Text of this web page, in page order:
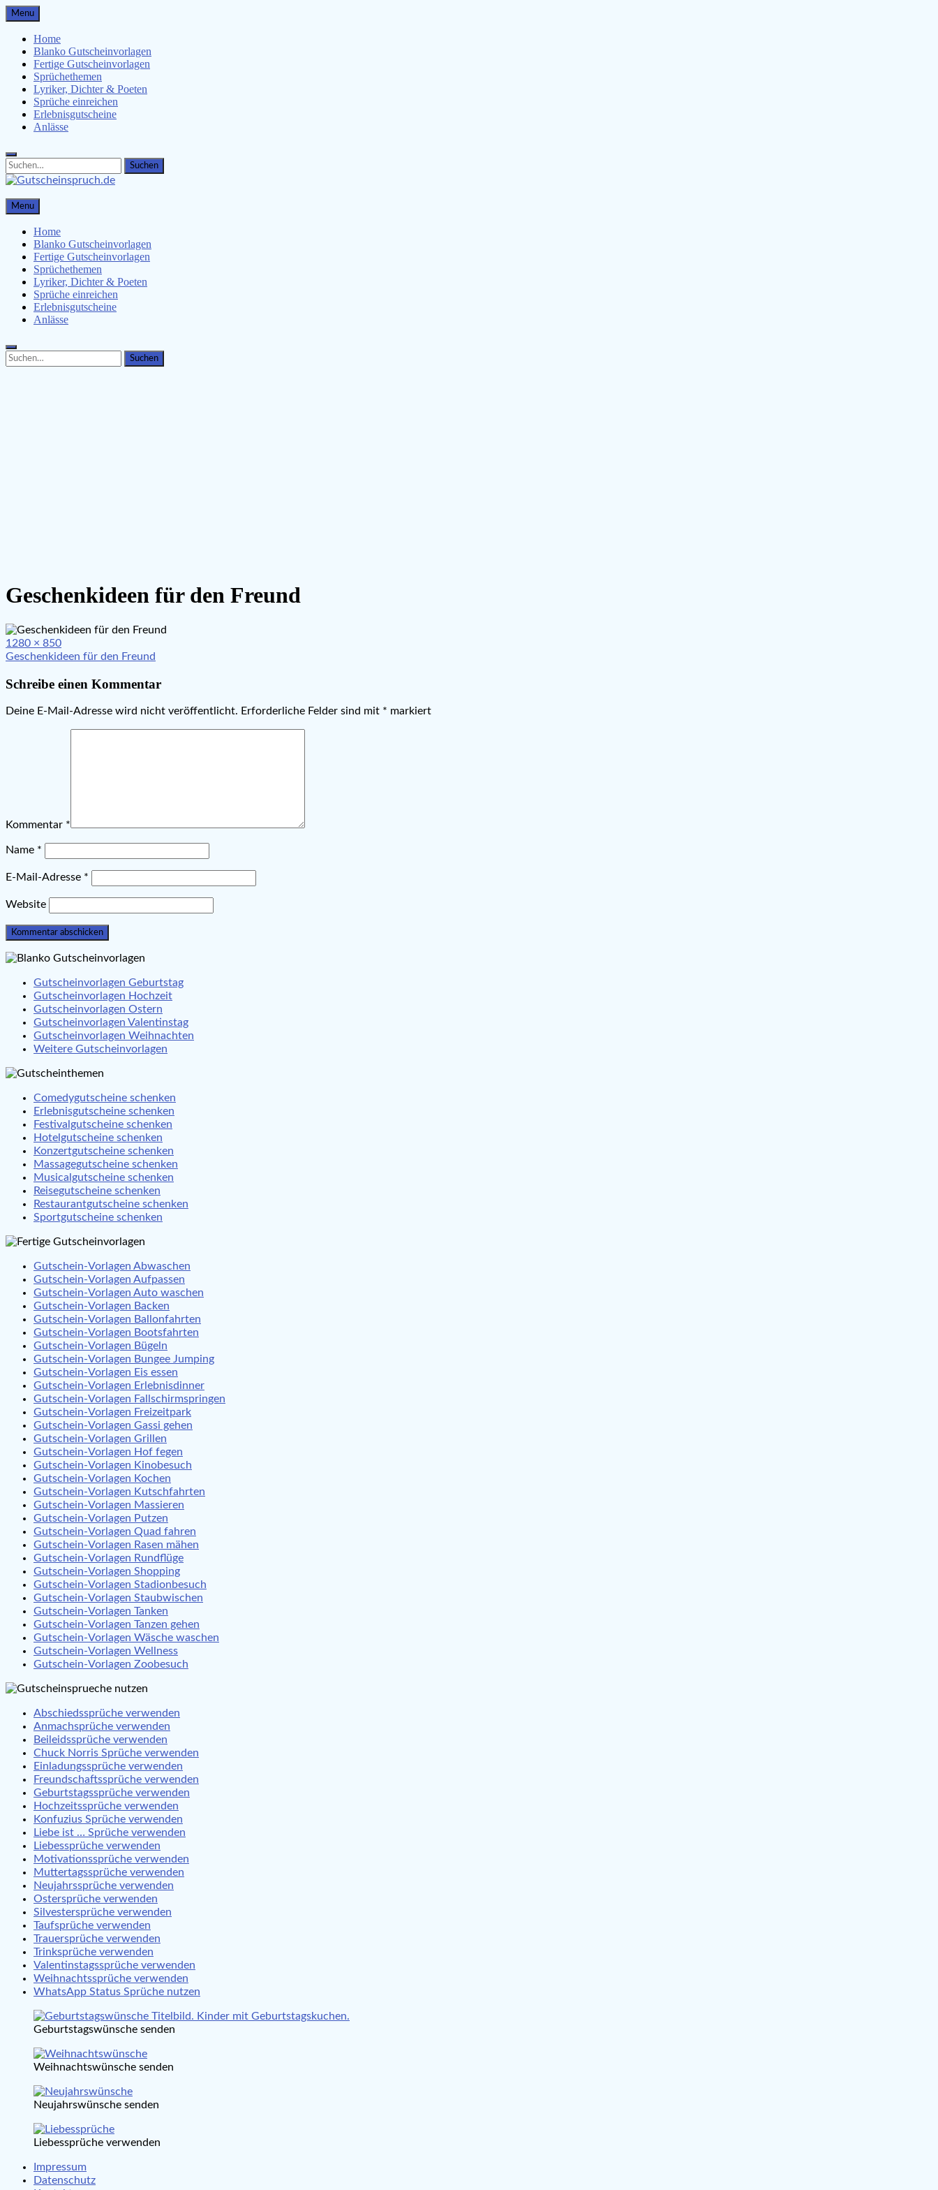
Skip
to
content
Menu
Home
Blanko Gutscheinvorlagen
Fertige Gutscheinvorlagen
Sprüchethemen
Lyriker, Dichter & Poeten
Sprüche einreichen
Erlebnisgutscheine
Anlässe
Search
for:
Search
Gutscheinspruch.de
Gutscheinsprüche & Gutscheinvorlagen finden
Menu
Home
Blanko Gutscheinvorlagen
Fertige Gutscheinvorlagen
Sprüchethemen
Lyriker, Dichter & Poeten
Sprüche einreichen
Erlebnisgutscheine
Anlässe
Search
for:
Search
Geschenkideen für den Freund
Full
size
1280 × 850
Beitragsnavigation
Geschenkideen für den Freund
Schreibe einen Kommentar
Deine E-Mail-Adresse wird nicht veröffentlicht. Erforderliche Felder sind mit * markiert
Kommentar *
Name *
E-Mail-Adresse *
Website
Gutscheinvorlagen Geburtstag
Gutscheinvorlagen Hochzeit
Gutscheinvorlagen Ostern
Gutscheinvorlagen Valentinstag
Gutscheinvorlagen Weihnachten
Weitere Gutscheinvorlagen
Comedygutscheine schenken
Erlebnisgutscheine schenken
Festivalgutscheine schenken
Hotelgutscheine schenken
Konzertgutscheine schenken
Massagegutscheine schenken
Musicalgutscheine schenken
Reisegutscheine schenken
Restaurantgutscheine schenken
Sportgutscheine schenken
Gutschein-Vorlagen Abwaschen
Gutschein-Vorlagen Aufpassen
Gutschein-Vorlagen Auto waschen
Gutschein-Vorlagen Backen
Gutschein-Vorlagen Ballonfahrten
Gutschein-Vorlagen Bootsfahrten
Gutschein-Vorlagen Bügeln
Gutschein-Vorlagen Bungee Jumping
Gutschein-Vorlagen Eis essen
Gutschein-Vorlagen Erlebnisdinner
Gutschein-Vorlagen Fallschirmspringen
Gutschein-Vorlagen Freizeitpark
Gutschein-Vorlagen Gassi gehen
Gutschein-Vorlagen Grillen
Gutschein-Vorlagen Hof fegen
Gutschein-Vorlagen Kinobesuch
Gutschein-Vorlagen Kochen
Gutschein-Vorlagen Kutschfahrten
Gutschein-Vorlagen Massieren
Gutschein-Vorlagen Putzen
Gutschein-Vorlagen Quad fahren
Gutschein-Vorlagen Rasen mähen
Gutschein-Vorlagen Rundflüge
Gutschein-Vorlagen Shopping
Gutschein-Vorlagen Stadionbesuch
Gutschein-Vorlagen Staubwischen
Gutschein-Vorlagen Tanken
Gutschein-Vorlagen Tanzen gehen
Gutschein-Vorlagen Wäsche waschen
Gutschein-Vorlagen Wellness
Gutschein-Vorlagen Zoobesuch
Abschiedssprüche verwenden
Anmachsprüche verwenden
Beileidssprüche verwenden
Chuck Norris Sprüche verwenden
Einladungssprüche verwenden
Freundschaftssprüche verwenden
Geburtstagssprüche verwenden
Hochzeitssprüche verwenden
Konfuzius Sprüche verwenden
Liebe ist … Sprüche verwenden
Liebessprüche verwenden
Motivationssprüche verwenden
Muttertagssprüche verwenden
Neujahrssprüche verwenden
Ostersprüche verwenden
Silvestersprüche verwenden
Taufsprüche verwenden
Trauersprüche verwenden
Trinksprüche verwenden
Valentinstagssprüche verwenden
Weihnachtssprüche verwenden
WhatsApp Status Sprüche nutzen
Geburtstagswünsche senden
Weihnachtswünsche senden
Neujahrswünsche senden
Liebessprüche verwenden
Impressum
Datenschutz